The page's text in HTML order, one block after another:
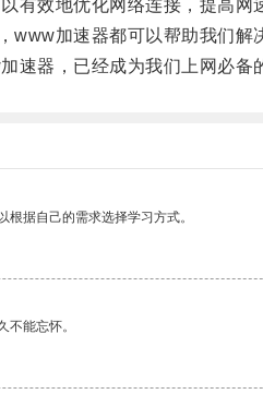
效地优化网络连接，提高网
加速器都可以帮助我们解
器，已经成为我们上网必备
据自己的需求选择学习方式。
不能忘怀。